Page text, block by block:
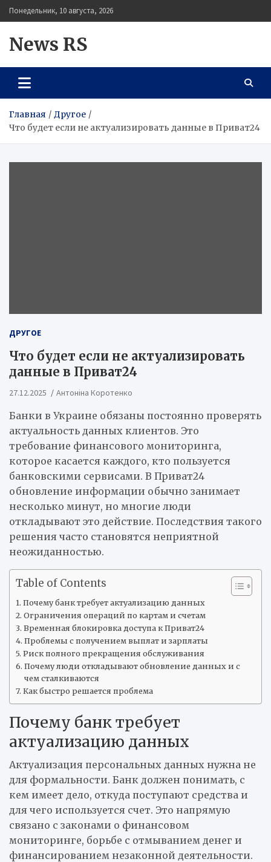
Перейти
к
Понедельник, 10 августа, 2026
News RS
Главная
Другое
Что будет если не актуализировать данные в Приват24
ДРУГОЕ
Что будет если не актуализировать
данные в Приват24
27.12.2025 Антоніна Коротенко
Банки в Украине обязаны постоянно проверять
актуальность данных клиентов. Это
требование финансового мониторинга,
которое касается каждого, кто пользуется
банковскими сервисами. В Приват24
обновление информации обычно занимает
несколько минут, но многие люди
откладывают это действие. Последствия такого
решения часто становятся неприятной
неожиданностью.
Table of Contents
Почему банк требует актуализацию данных
Ограничения операций по картам и счетам
Временная блокировка доступа к Приват24
Проблемы с получением выплат и зарплаты
Риск полного прекращения обслуживания
Почему люди откладывают обновление данных и с
чем сталкиваются
Как быстро решается проблема
Почему банк требует
актуализацию данных
Актуализация персональных данных нужна не
для формальности. Банк должен понимать, с
кем имеет дело, откуда поступают средства и
для чего используется счет. Это напрямую
связано с законами о финансовом
мониторинге, борьбе с отмыванием денег и
финансированием незаконной деятельности.